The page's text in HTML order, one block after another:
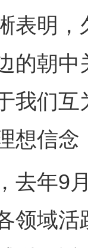
表明
的朝
我们
想信
年9月
领域